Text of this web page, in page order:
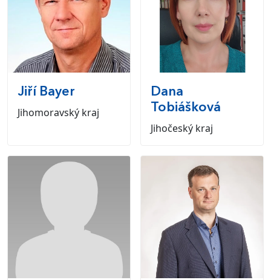
Jiří Bayer
Jihomoravský kraj
Dana
Tobiášková
Jihočeský kraj